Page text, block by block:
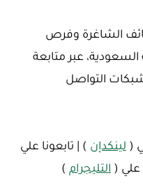
الشاغرة وفرص
السعودية، عبر متابعة
التواصل
( لينكدإن ) | تابعونا علي
علي ( التليجرام )